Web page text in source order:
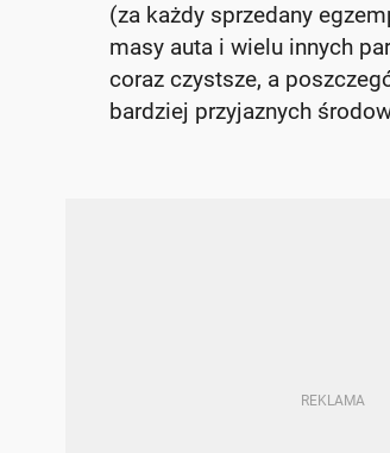
(za każdy sprzedany
masy auta i wielu innych
coraz czystsze, a
bardziej przyjaznych